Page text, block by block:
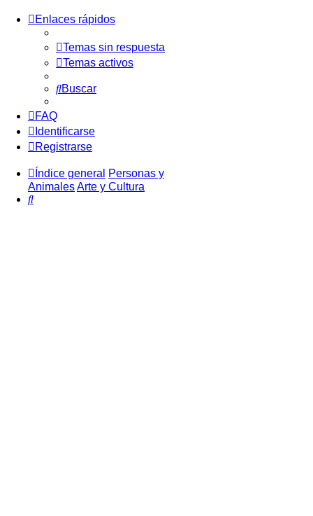
Enlaces rápidos
Temas sin respuesta
Temas activos
Buscar
FAQ
Identificarse
Registrarse
Índice general
Personas y
AnimalesArte y Cultura
Buscar